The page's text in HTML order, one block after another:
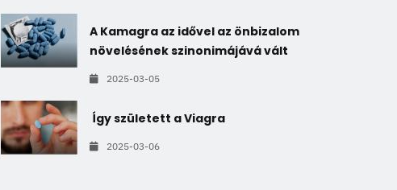
A Kamagra az idővel az önbizalom
növelésének szinonimájává vált
2025-03-05
Így született a Viagra
2025-03-06